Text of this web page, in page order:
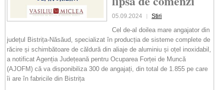
05.09.2024 Stiri
Cel de-al doilea mare angajator din
județul Bistrița-Năsăud, specializat în producția de sisteme complete de
răcire și schimbătoare de căldură din aliaje de aluminiu și oțel inoxidabil,
a notificat Agenția Județeană pentru Ocuparea Forței de Muncă
(AJOFM) că va disponibiliza 300 de angajați, din total de 1.855 pe care
îi are în fabricile din Bistrița